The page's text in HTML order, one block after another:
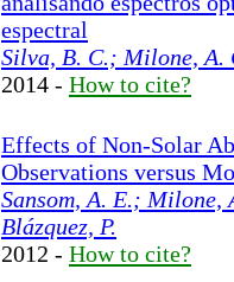
espectral
Silva, B. C.; Milone, A.
2014 - How to cite?
Effects of Non-Solar
Observations versus
Sansom, A. E.; Milone,
Blázquez, P.
2012 - How to cite?